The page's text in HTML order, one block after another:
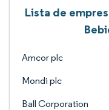
Lista de
Amcor plc
Mondi plc
Ball Corporation